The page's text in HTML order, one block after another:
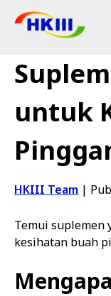
untuk
HKIII Team |
Temui suplemen
kesihatan buah